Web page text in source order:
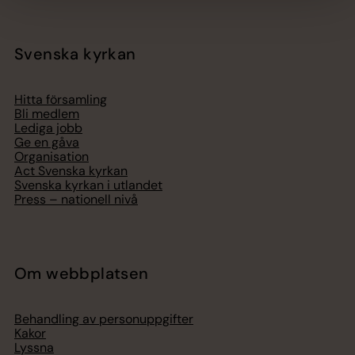
Svenska kyrkan
Hitta församling
Bli medlem
Lediga jobb
Ge en gåva
Organisation
Act Svenska kyrkan
Svenska kyrkan i utlandet
Press – nationell nivå
Om webbplatsen
Behandling av personuppgifter
Kakor
Lyssna